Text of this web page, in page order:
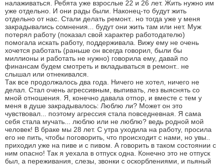
налаживаться. Ребята уже взрослые 22 и 26 лет. Жить нужно им
уже отдельно. И они рады были. Наконец-то будут жить
отдельно от нас. Стали делать ремонт.. но тогда уже у меня
закрадывались сомнения... будут они жить там или нет. Муж
потерял работу (показал свой характер работодателю)
помогала искать работу, поддерживала. Вижу ему не очень
хочется работать (раньше он всегда говорил, были бы
миллионы и работать не нужно) говорила ему, давай по
финансам будем смотреть и вкладываться в ремонт.. не
слышал или отнекивался.
Так все продолжалось два года. Ничего не хотел, ничего не
делал. Стал очень агрессивным, выпивать, лез выяснять со
мной отношения. Я, конечно давала отпор, и вместе с тем у
меня в душе закрадывалось: Люблю ли? Может он это
чувствовал... поэтому агрессия стала повседневная. Я сама
себя стала мучать... люблю или не люблю? ведь родной мой
человек! В браке мы 28 лет. С утра уходила на работу, просила
его не пить, чтобы поговорить, что происходит с нами, но увы..
приходил уже на пиве и с пивом. А говорить в таком состоянии с
ним опасно! Так я уехала в отпуск одна. Конечно это не отпуск
был, а переживания, слезы, звонки с оскорблениями, и пьяный